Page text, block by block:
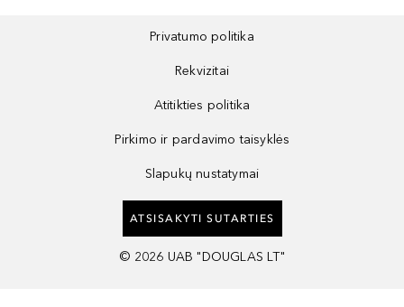
Privatumo politika
Rekvizitai
Atitikties politika
Pirkimo ir pardavimo taisyklės
Slapukų nustatymai
ATSISAKYTI SUTARTIES
© 2026 UAB "DOUGLAS LT"